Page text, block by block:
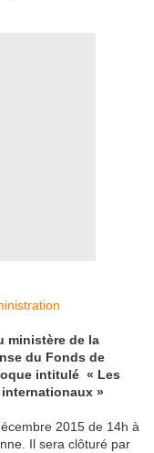
ministère de la
du Fonds de
intitulé « Les
»
2015 de 14h à
Il sera clôturé par